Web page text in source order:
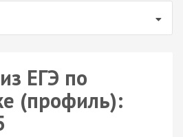
ЕГЭ по
(профиль):